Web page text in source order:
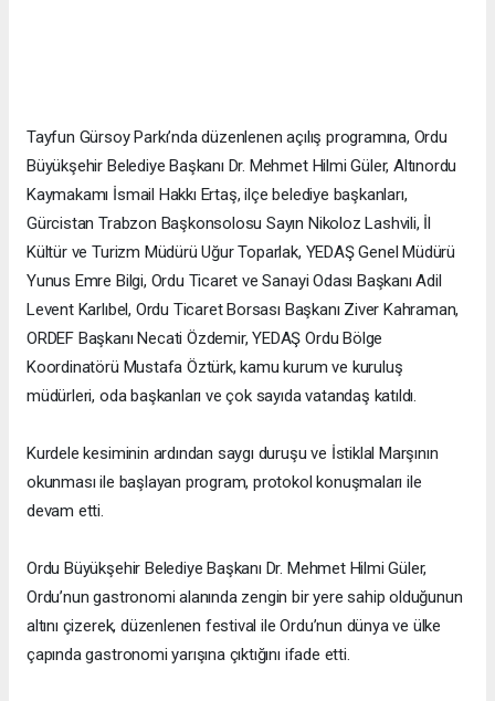
Tayfun Gürsoy Parkı’nda düzenlenen açılış programına, Ordu
Büyükşehir Belediye Başkanı Dr. Mehmet Hilmi Güler, Altınordu
Kaymakamı İsmail Hakkı Ertaş, ilçe belediye başkanları,
Gürcistan Trabzon Başkonsolosu Sayın Nikoloz Lashvili, İl
Kültür ve Turizm Müdürü Uğur Toparlak, YEDAŞ Genel Müdürü
Yunus Emre Bilgi, Ordu Ticaret ve Sanayi Odası Başkanı Adil
Levent Karlıbel, Ordu Ticaret Borsası Başkanı Ziver Kahraman,
ORDEF Başkanı Necati Özdemir, YEDAŞ Ordu Bölge
Koordinatörü Mustafa Öztürk, kamu kurum ve kuruluş
müdürleri, oda başkanları ve çok sayıda vatandaş katıldı.
Kurdele kesiminin ardından saygı duruşu ve İstiklal Marşının
okunması ile başlayan program, protokol konuşmaları ile
devam etti.
Ordu Büyükşehir Belediye Başkanı Dr. Mehmet Hilmi Güler,
Ordu’nun gastronomi alanında zengin bir yere sahip olduğunun
altını çizerek, düzenlenen festival ile Ordu’nun dünya ve ülke
çapında gastronomi yarışına çıktığını ifade etti.